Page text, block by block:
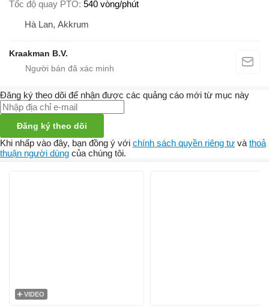
Tốc độ quay PTO 540 vòng/phút
Hà Lan, Akkrum
Kraakman B.V.
Đăng ký theo dõi để nhận được các quảng cáo mới từ mục này
Đăng ký theo dõi
Khi nhấp vào đây, bạn đồng ý với chính sách quyền riêng tư và thoả
thuận người dùng của chúng tôi.
VIDEO